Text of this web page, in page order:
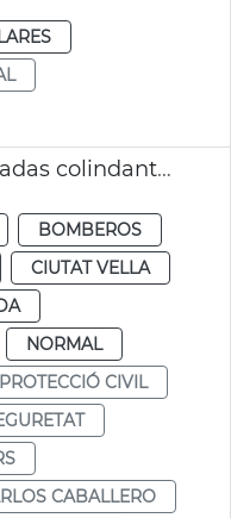
Bomberos revisan fachadas colindantes plaza de l'Ajuntament por las mascletaes
BOMBEROS
CIUTAT VELLA
NORMAL
PROTECCIÓ CIVIL
CABALLERO